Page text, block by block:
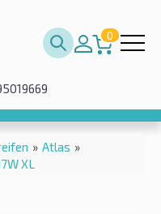
0
» Atlas »
XL